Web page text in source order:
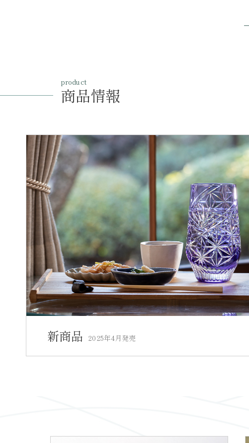
product
商品情報
新商品 2025年4月発売